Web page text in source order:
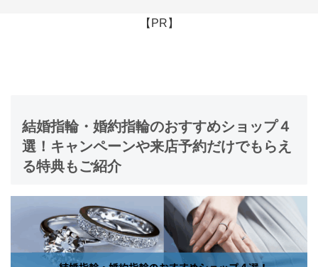
【PR】
結婚指輪・婚約指輪のおすすめショップ４
選！キャンペーンや来店予約だけでもらえ
る特典もご紹介